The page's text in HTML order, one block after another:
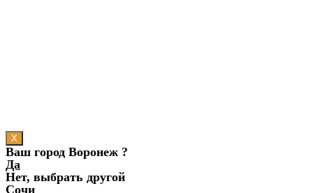
X
Ваш город Воронеж ?
Да
Нет, выбрать другой
Сочи